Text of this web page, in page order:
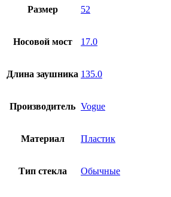
Размер 52
Носовой мост 17.0
Длина заушника 135.0
Производитель Vogue
Материал Пластик
Тип стекла Обычные